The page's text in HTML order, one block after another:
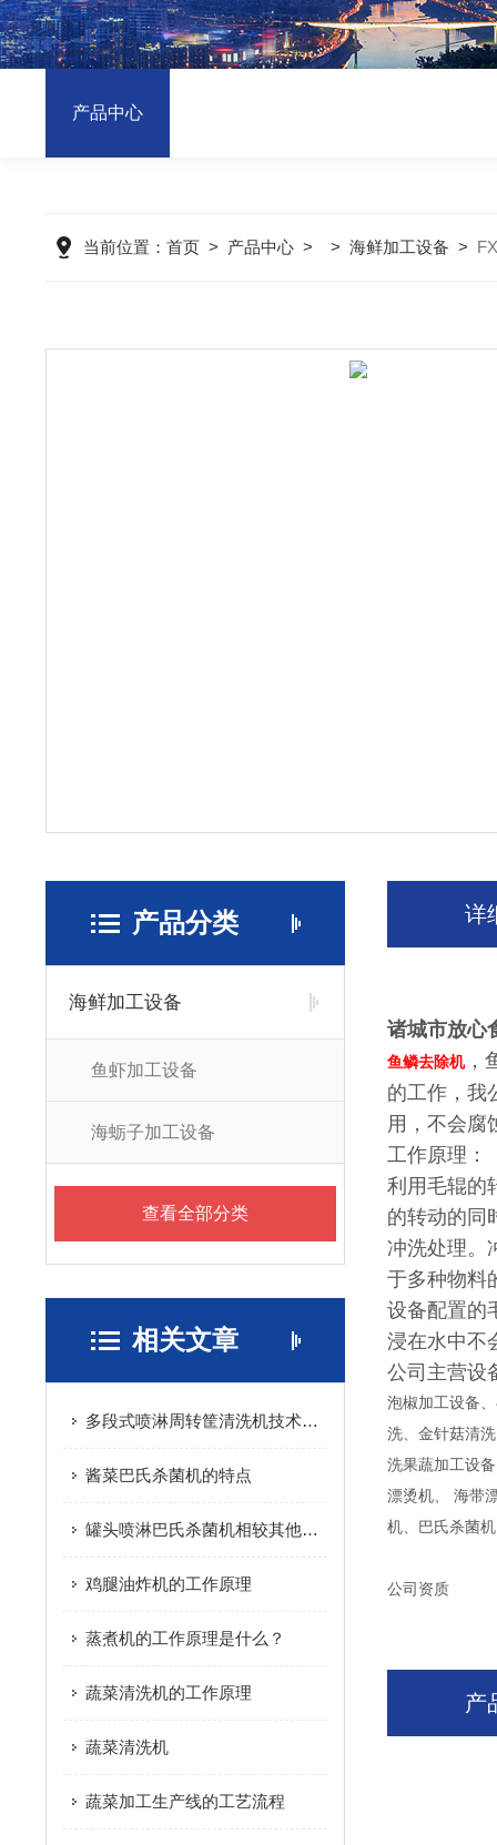
产品中心
当前位置： 首页> 产品中心> > 海鲜加工设备 >
产品分类
海鲜加工设备
鱼虾加工设备
海蛎子加工设备
查看全部分类
相关文章
多段式喷淋周转筐清洗机技术应用与结构设计
酱菜巴氏杀菌机的特点
罐头喷淋巴氏杀菌机相较其他杀菌设备的优点介绍
鸡腿油炸机的工作原理
蒸煮机的工作原理是什么？
蔬菜清洗机的工作原理
蔬菜清洗机
蔬菜加工生产线的工艺流程
详
诸城市放心
鱼鳞去除机，
的工作，我
用，不会腐
工作原理：
利用毛辊的
的转动的同
冲洗处理。
于多种物料
设备配置的
浸在水中不
公司主营设
泡椒加工设备
洗、金针菇清
洗果蔬加工设
漂烫机、 海带
机、巴氏杀菌
公司资质
产